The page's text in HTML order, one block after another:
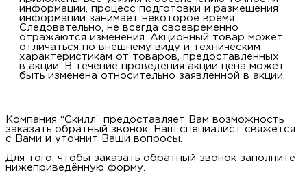
информации, процесс подготовки и размещения
информации занимает некоторое время.
Следовательно, не всегда своевременно
отражаются изменения. Акционный товар может
отличаться по внешнему виду и техническим
характеристикам от товаров, предоставленных
в акции. В течение проведения акции цена может
быть изменена относительно заявленной в акции.
Компания “Скилл” предоставляет Вам возможность
заказать обратный звонок. Наш специалист свяжется
с Вами и уточнит Ваши вопросы.
Для того, чтобы заказать обратный звонок заполните
нижеприведённую форму.